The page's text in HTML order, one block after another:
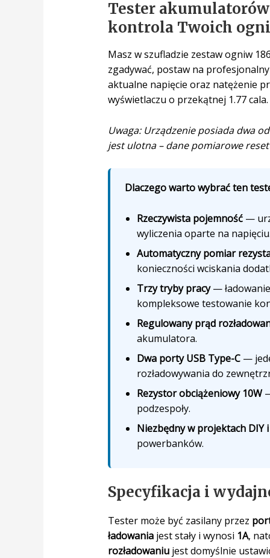
Tester
kontrola Twoich
Masz w szufladzie zestaw ogniw
zgadywać, postaw na
aktualne napięcie oraz natężenie
wyświetlaczu o przekątnej 1.77 cala.
Uwaga: Urządzenie posiada dwa
jest ulotna – dane pomiarowe
Dlaczego warto wybrać ten
Rzeczywista pojemność—
wyliczenia oparte na
Automatyczny pomiar
konieczności wciskania
Trzy tryby pracy—
kompleksowe testowanie
Regulowany prąd
akumulatora.
Dwa porty USB Type-C—
rozładowywania do
Rezystor obciążeniowy 10W—
podzespoły.
Niezbędny w projektach DIY
powerbanków.
Specyfikacja i
Tester może być zasilany przez
ładowaniajest stały i wynosi 1A,
rozładowaniujest domyślnie